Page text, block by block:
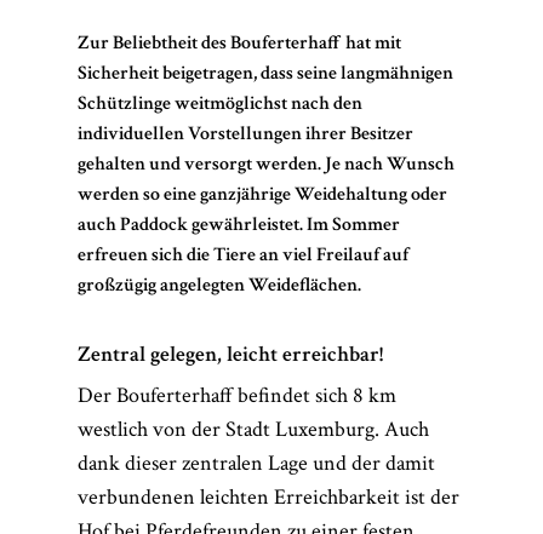
Zur Beliebtheit des Bouferterhaff hat mit
Sicherheit beigetragen, dass seine langmähnigen
Schützlinge weitmöglichst nach den
individuellen Vorstellungen ihrer Besitzer
gehalten und versorgt werden. Je nach Wunsch
werden so eine ganzjährige Weidehaltung oder
auch Paddock gewährleistet. Im Sommer
erfreuen sich die Tiere an viel Freilauf auf
großzügig angelegten Weideflächen.
Zentral gelegen, leicht erreichbar!
Der Bouferterhaff befindet sich 8 km
westlich von der Stadt Luxemburg. Auch
dank dieser zentralen Lage und der damit
verbundenen leichten Erreichbarkeit ist der